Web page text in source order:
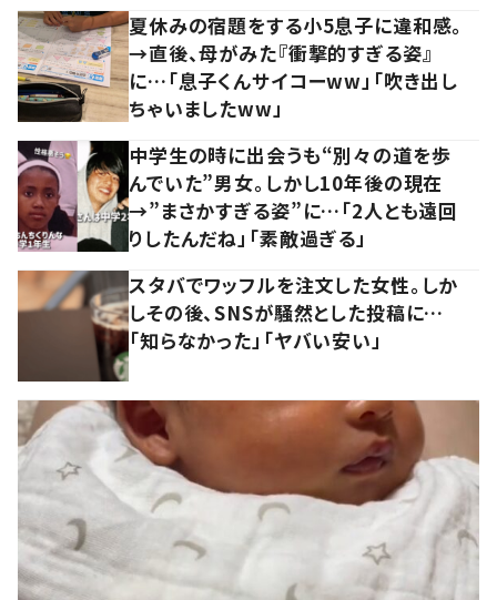
夏休みの宿題をする小5息子に違和感。
→直後、母がみた『衝撃的すぎる姿』
に…「息子くんサイコーww」「吹き出し
ちゃいましたww」
中学生の時に出会うも“別々の道を歩
んでいた”男女。しかし10年後の現在
→”まさかすぎる姿”に…「2人とも遠回
りしたんだね」「素敵過ぎる」
スタバでワッフルを注文した女性。しか
しその後、SNSが騒然とした投稿に…
「知らなかった」「ヤバい安い」